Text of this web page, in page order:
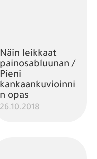
Näin leikkaat
painosabluunan /
Pieni
kankaankuvioinni
n opas
26.10.2018